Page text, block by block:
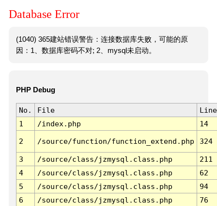
Database Error
(1040) 365建站错误警告：连接数据库失败，可能的原
因：1、数据库密码不对; 2、mysql未启动。
PHP Debug
No. File
Line
1
/index.php 14
2 /source/function/function_extend.php 324
3 /source/class/jzmysql.class.php
211
4
/source/class/jzmysql.class.php
62
5
/source/class/jzmysql.class.php
94
6
/source/class/jzmysql.class.php 76